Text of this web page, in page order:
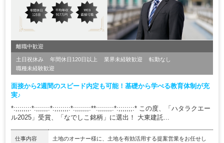
離職中歓迎
土日祝休み 年間休日120日以上 業界未経験歓迎
転勤なし
職種未経験歓迎
面接から2週間のスピード内定も可能！基礎から学べる教育体制が充
実♪
*:;;;;;;;:*:;;;;;;:*:;;;;;;;:*:;;;;;;;:**:;;;;;;;:*:;;;;;;;:* この度、「ハタラクエー
ル2025」受賞、「なでしこ銘柄」に選出！ 大東建託...
仕事内容
土地のオーナー様に、土地を有効活用する提案営業をお任せし